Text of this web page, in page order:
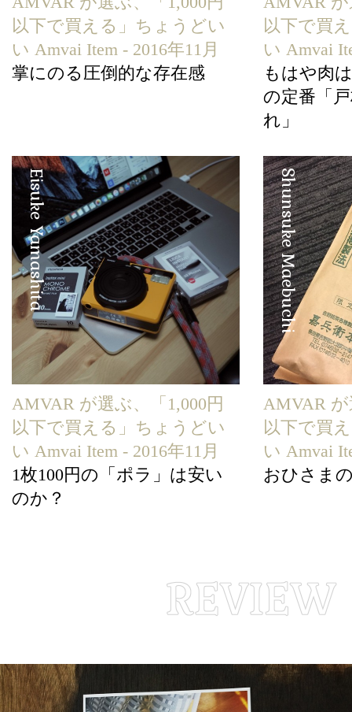
以下で買える」ちょうどい
い Amvai Item - 2016年11月
掌にのる圧倒的な存在感
以下で買
い Amvai
もはや肉
の定番「
れ」
Eisuke Yamashita
AMVAR が選ぶ、「1,000円
以下で買える」ちょうどい
い Amvai Item - 2016年11月
1枚100円の「ポラ」は安い
のか？
Shunsuke Maebuchi
AMVAR が
以下で買
い Amvai
おひさま